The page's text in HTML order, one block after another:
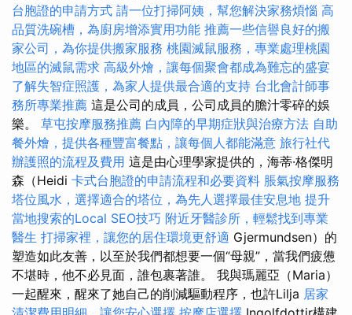
台胞證的申請方式 請一位打掃阿姨，幫您解決家務煩惱 高
品質洗碗槽，為廚房增添實用功能 推薦一些信譽良好的搬
家公司，為你提供搬家服務 桃園滅鼠服務，專業處理桃園
地區的滅鼠需求 高級外燴，讓每個聚會都成為難忘的盛宴
了解失智症照護，為家人提供最合適的支持 台北會計師事
務所專業推薦 這是公司的成員，公司成員的膽汁零碎的娛
樂。 草屯按摩服務推薦 白內障的早期症狀與治療方法 自助
餐外燴，提供各種豐富餐點，讓每個人都能滿意 旅行社代
辦護照的流程及費用 這是由心理學家提供的，海蒂·格傑明
森（Heidi 卡式台胞證的申請流程和必要資料 脹氣按摩服務
塔位風水，選擇適合的塔位，為先人選擇最佳安息地 提升
當地搜索的Local SEO技巧 附近牙醫診所，輕鬆找到專業
醫生 打掃家裡，讓您的居住環境更舒適 Gjermundsen）的
塑造如此友善，以至於我們都想要一個“母親”，當我們疲憊
不堪時，他不必見面，誰包裹著誰。 我與瑪麗亞（Maria）
一起醒來，醒來了她自己的削減驅動程序，也許Lilja 居家